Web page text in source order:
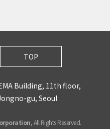
TOP
Building, 11th floor,
gu, Seoul
, All Rights Reserved.